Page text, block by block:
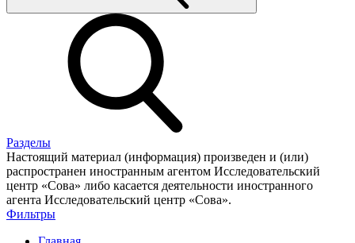
Разделы
Настоящий материал (информация) произведен и (или)
распространен иностранным агентом Исследовательский
центр «Сова» либо касается деятельности иностранного
агента Исследовательский центр «Сова».
Фильтры